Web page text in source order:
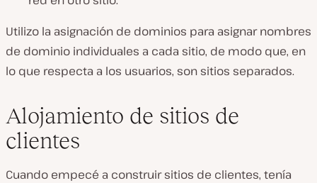
Utilizo la asignación de dominios para asignar nombres
de dominio individuales a cada sitio, de modo que, en
lo que respecta a los usuarios, son sitios separados.
Alojamiento de sitios de
clientes
Cuando empecé a construir sitios de clientes, tenía